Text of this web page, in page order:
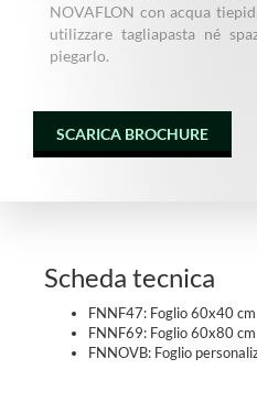
NOVAFLON con acqua
utilizzare tagliapasta né
piegarlo.
SCARICA BROCHURE
Scheda tecnica
FNNF47: Foglio 60x40 cm
FNNF69: Foglio 60x80 cm
FNNOVB: Foglio